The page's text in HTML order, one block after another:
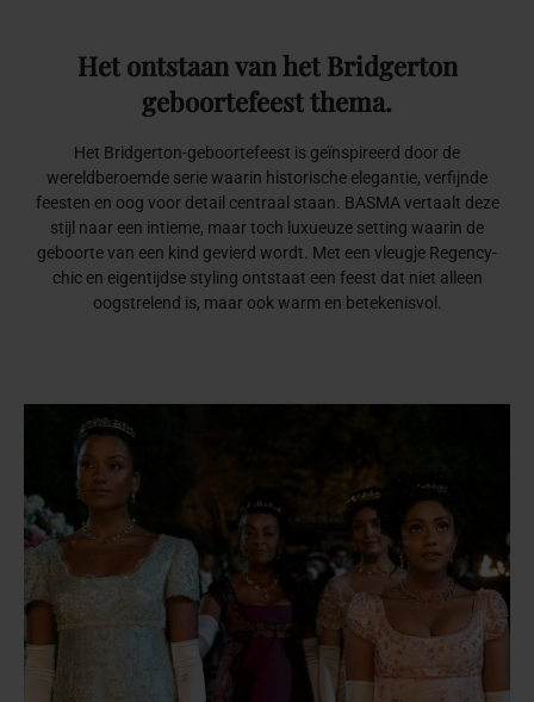
Het ontstaanvanhet Bridgerton
geboortefeestthema.
Het Bridgerton-geboortefeest is geïnspireerd door de
wereldberoemde serie waarin historische elegantie, verfijnde
feesten en oog voor detail centraal staan. BASMA vertaalt deze
stijl naar een intieme, maar toch luxueuze setting waarin de
geboorte van een kind gevierd wordt. Met een vleugje Regency-
chic en eigentijdse styling ontstaat een feest dat niet alleen
oogstrelend is, maar ook warm en betekenisvol.